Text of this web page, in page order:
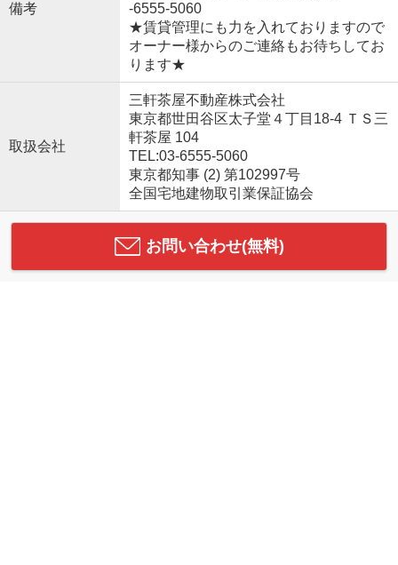
備考
-6555-5060
★賃貸管理にも力を入れておりますので
オーナー様からのご連絡もお待ちしてお
ります★
取扱会社
三軒茶屋不動産株式会社
東京都世田谷区太子堂４丁目18-4 ＴＳ三
軒茶屋 104
TEL:03-6555-5060
東京都知事 (2) 第102997号
全国宅地建物取引業保証協会
お問い合わせ(無料)